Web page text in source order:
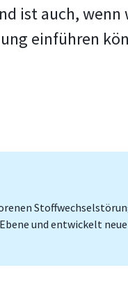
ist auch,
einführen
und entwickelt